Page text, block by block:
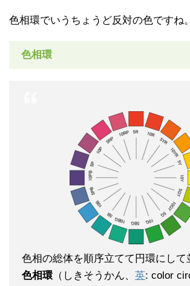
色相環でいうちょうど反対の色ですね。
色相環
色相の総体を順序立てて円環にして
色相環 （しきそうかん、 英: color